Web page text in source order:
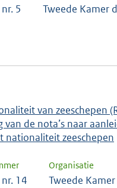
5 Tweede Kamer
van zeeschepen
de nota’s naar
nationaliteit zeeschepen
14
Organisatie
Tweede